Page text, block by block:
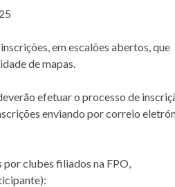
em escalões abertos, que
de mapas.
efetuar o processo de
enviando por correio
clubes filiados na FPO,